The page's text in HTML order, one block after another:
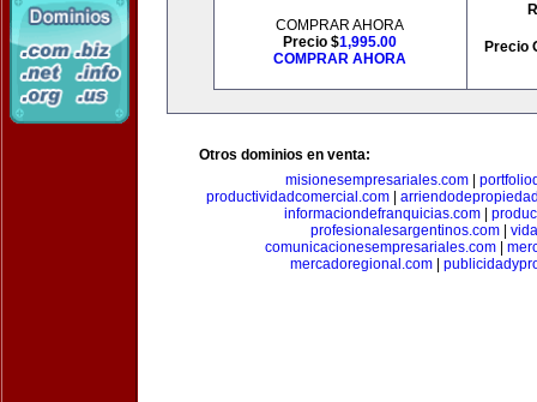
COMPRAR AHORA
Precio $1,995.00
COMPRAR AHORA
Precio
Otros dominios en venta:
misionesempresariales.com
productividadcomercial.com
informaciondefranquicias.com
profesionalesargentinos.com|
comunicacionesempresariales.com
mercadoregional.com